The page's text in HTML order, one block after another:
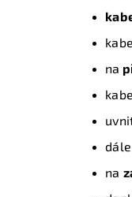
na
na